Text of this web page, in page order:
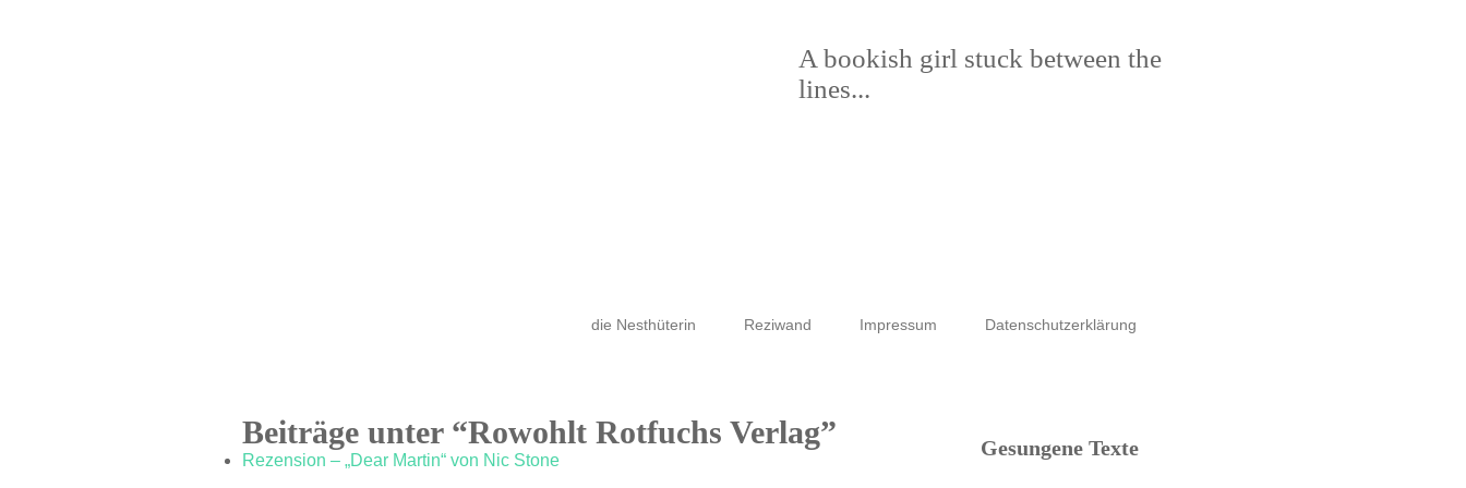
A bookish girl stuck between the
lines...
die Nesthüterin Reziwand Impressum Datenschutzerklärung
Beiträge unter “Rowohlt Rotfuchs Verlag”
Rezension – „Dear Martin“ von Nic Stone
Gesungene Texte